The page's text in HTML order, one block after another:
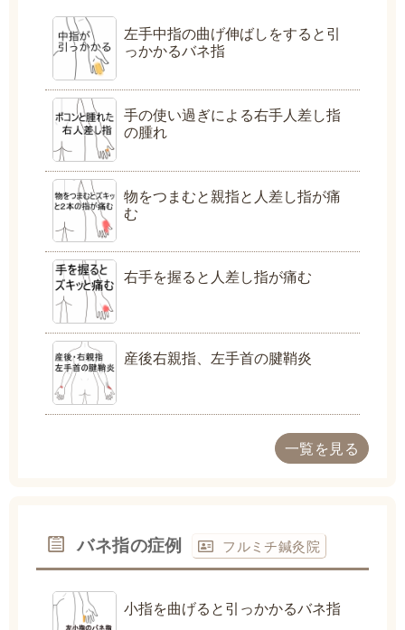
左手中指の曲げ伸ばしをすると引
っかかるバネ指
手の使い過ぎによる右手人差し指
の腫れ
物をつまむと親指と人差し指が痛
む
右手を握ると人差し指が痛む
産後右親指、左手首の腱鞘炎
一覧を見る
バネ指の症例 フルミチ鍼灸院
小指を曲げると引っかかるバネ指